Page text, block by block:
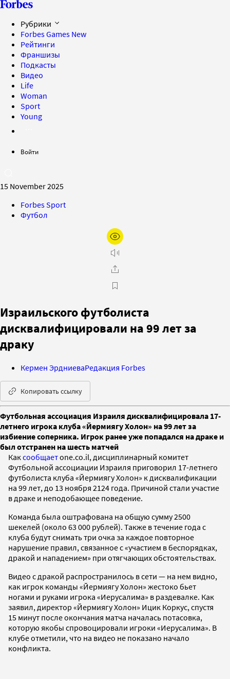
Рубрики
Forbes Games New
Рейтинги
Франшизы
Подкасты
Видео
Life
Woman
Sport
Young
Войти
15 November 2025
Forbes Sport
Футбол
Израильского футболиста
дисквалифицировали на 99 лет за
драку
Кермен ЭрдниеваРедакция Forbes
Копировать ссылку
Футбольная ассоциация Израиля дисквалифицировала 17-
летнего игрока клуба «Йермиягу Холон» на 99 лет за
избиение соперника. Игрок ранее уже попадался на драке и
был отстранен на шесть матчей
Каксообщаетone.co.il, дисциплинарный комитет
Футбольной ассоциации Израиля приговорил 17-летнего
футболиста клуба «Йермиягу Холон» к дисквалификации
на 99 лет, до 13 ноября 2124 года. Причиной стали участие
в драке и неподобающее поведение.
Команда была оштрафована на общую сумму 2500
шекелей (около 63 000 рублей). Также в течение года с
клуба будут снимать три очка за каждое повторное
нарушение правил, связанное с «участием в беспорядках,
дракой и нападением» при отягчающих обстоятельствах.
Видео с дракой распространилось в сети — на нем видно,
как игрок команды «Йермиягу Холон» жестоко бьет
ногами и руками игрока «Иерусалима» в раздевалке. Как
заявил, директор «Йермиягу Холон» Ицик Коркус, спустя
15 минут после окончания матча началась потасовка,
которую якобы спровоцировали игроки «Иерусалима». В
клубе отметили, что на видео не показано начало
конфликта.